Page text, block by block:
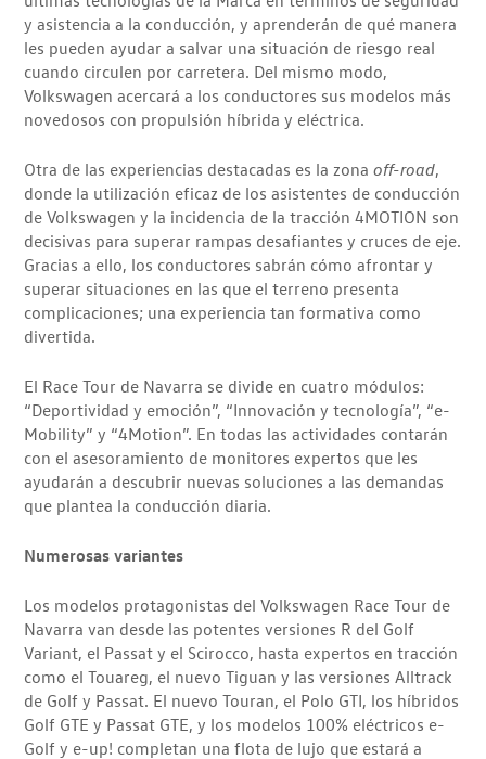
y asistencia a la conducción, y aprenderán de qué manera
les pueden ayudar a salvar una situación de riesgo real
cuando circulen por carretera. Del mismo modo,
Volkswagen acercará a los conductores sus modelos más
novedosos con propulsión híbrida y eléctrica.
Otra de las experiencias destacadas es la zonaoff-road,
donde la utilización eficaz de los asistentes de conducción
de Volkswagen y la incidencia de la tracción 4MOTION son
decisivas para superar rampas desafiantes y cruces de eje.
Gracias a ello, los conductores sabrán cómo afrontar y
superar situaciones en las que el terreno presenta
complicaciones; una experiencia tan formativa como
divertida.
El Race Tour de Navarra se divide en cuatro módulos:
“Deportividad y emoción”, “Innovación y tecnología”, “e-
Mobility” y “4Motion”. En todas las actividades contarán
con el asesoramiento de monitores expertos que les
ayudarán a descubrir nuevas soluciones a las demandas
que plantea la conducción diaria.
Numerosas variantes
Los modelos protagonistas del Volkswagen Race Tour de
Navarra van desde las potentes versiones R del Golf
Variant, el Passat y el Scirocco, hasta expertos en tracción
como el Touareg, el nuevo Tiguan y las versiones Alltrack
de Golf y Passat. El nuevo Touran, el Polo GTI, los híbridos
Golf GTE y Passat GTE, y los modelos 100% eléctricos e-
Golf y e-up! completan una flota de lujo que estará a